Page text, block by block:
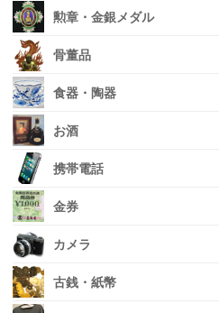
勲章・金銀メダル
骨董品
食器・陶器
お酒
携帯電話
金券
カメラ
古銭・紙幣